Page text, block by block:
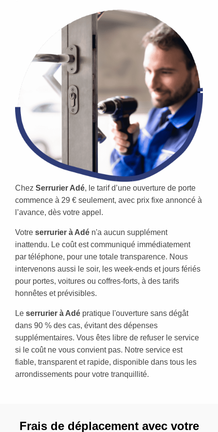
Chez Serrurier Adé, le tarif d’une ouverture de porte
commence à 29 € seulement, avec prix fixe annoncé à
l’avance, dès votre appel.
Votre serrurier à Adé n'a aucun supplément
inattendu. Le coût est communiqué immédiatement
par téléphone, pour une totale transparence. Nous
intervenons aussi le soir, les week-ends et jours fériés
pour portes, voitures ou coffres-forts, à des tarifs
honnêtes et prévisibles.
Le serrurier à Adé pratique l'ouverture sans dégât
dans 90 % des cas, évitant des dépenses
supplémentaires. Vous êtes libre de refuser le service
si le coût ne vous convient pas. Notre service est
fiable, transparent et rapide, disponible dans tous les
arrondissements pour votre tranquillité.
Frais de déplacement avec votre